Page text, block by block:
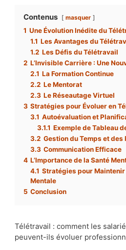
Contenus masquer
1 Une Évolution Inédite du
1.1 Les Avantages du
1.2 Les Défis du Télétravail
2 L’Invisible Carrière : Une
2.1 La Formation Continue
2.2 Le Mentorat
2.3 Le Réseautage Virtuel
3 Stratégies pour Évoluer en
3.1 Autoévaluation et
3.1.1 Exemple de Tableau
3.2 Gestion du Temps et des
3.3 Communication Efficace
4 L’Importance de la Santé
4.1 Stratégies pour Maintenir
Mentale
5 Conclusion
Télétravail : comment les
peuvent-ils évoluer